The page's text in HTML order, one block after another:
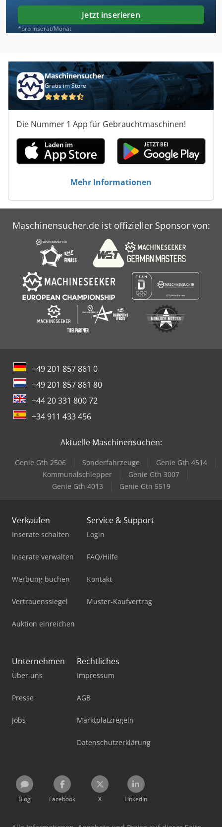
Jetzt inserieren
*pro Inserat/Monat
Maschinensucher
Gratis im Store
Die Nummer 1 App für Gebrauchtmaschinen!
Mehr Informationen
Maschinensucher.de ist offizieller Sponsor von:
+49 201 857 861 0
+49 201 857 861 80
+44 20 331 800 72
+34 911 433 456
Aktuelle Maschinensuchen:
Genie Gth 2506 Sonderfahrzeuge
Genie Gth 4514
Kommunalschlepper
Genie Gth 3007
Genie Gth 4013
Genie Gth 5519
Verkaufen
Inserate schalten
Inserate verwalten
Werbung buchen
Vertrauenssiegel
Auktion einreichen
Service & Support
Login
FAQ/Hilfe
Kontakt
Muster-Kaufvertrag
Unternehmen
Über uns
Presse
Jobs
Rechtliches
Impressum
AGB
Marktplatzregeln
Datenschutzerklärung
Blog Facebook X LinkedIn